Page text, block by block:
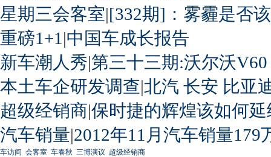
星期三会客室|[332期]：雾霾是否
重磅1+1 |中国车成长报告
新车潮人秀|第三十三期:沃尔沃
本土车企研发调查|北汽 长安 比亚
超级经销商|保时捷的辉煌该如何延
汽车销量|2012年11月汽车销量179
车访间 会客室 车春秋 三博演议 超级经销商